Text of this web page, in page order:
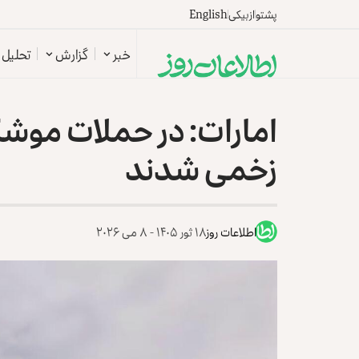
پشتوازبیکیEnglish
خبر گزارش تحلیل
امارات: در حملات
زخمی شدند
اطلاعات روز۱۸ ثور ۱۴۰۵ - ۸ می ۲۰۲۶